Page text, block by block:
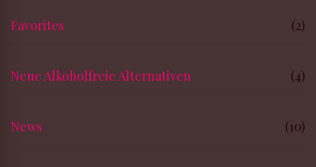
Favorites (2)
Neue Alkoholfreie Alternativen (4)
News (10)